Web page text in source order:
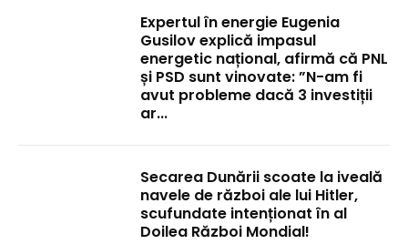
Expertul în energie Eugenia
Gusilov explică impasul
energetic național, afirmă că PNL
și PSD sunt vinovate: ”N-am fi
avut probleme dacă 3 investiții
ar...
Secarea Dunării scoate la iveală
navele de război ale lui Hitler,
scufundate intenționat în al
Doilea Război Mondial!